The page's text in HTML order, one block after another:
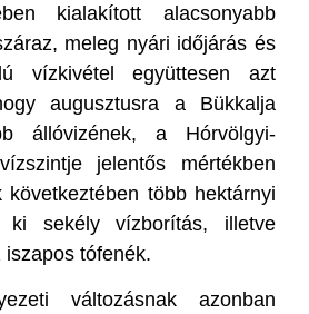
kialakított alacsonyabb
meleg nyári időjárás és
vízkivétel együttesen azt
augusztusra a Bükkalja
állóvizének, a Hórvölgyi-
jelentős mértékben
következtében több hektárnyi
ki sekély vízborítás, illetve
tófenék.
változásnak azonban